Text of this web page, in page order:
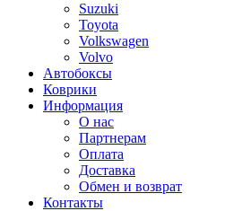
Suzuki
Toyota
Volkswagen
Volvo
Автобоксы
Коврики
Информация
О нас
Партнерам
Оплата
Доставка
Обмен и возврат
Контакты